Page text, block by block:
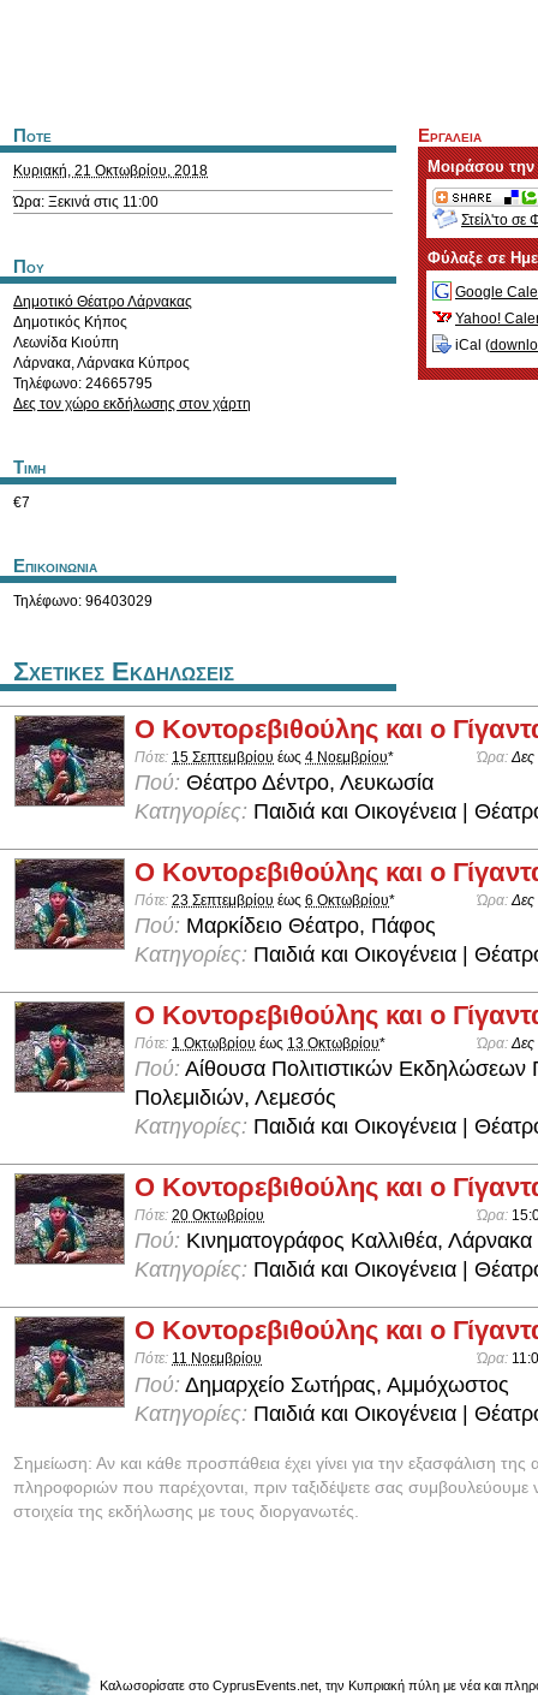
Ποτε
Κυριακή, 21 Οκτωβρίου, 2018
Ώρα: Ξεκινά στις 11:00
Που
Δημοτικό Θέατρο Λάρνακας
Δημοτικός Κήπος
Λεωνίδα Κιούπη
Λάρνακα,Λάρνακα Κύπρος
Τηλέφωνο: 24665795
Δες τον χώρο εκδήλωσης στον χάρτη
Τιμη
€7
Επικοινωνια
Τηλέφωνο: 96403029
Εργαλεια
Μοιράσου
Στείλ'το σε
Φύλαξε σε
Google
Yahoo!
iCal (
Σχετικες Εκδηλωσεις
Ο Κοντορεβιθούλης και ο
Πότε: 15 Σεπτεμβρίου έως 4 Νοεμβρίου* Ώρα:Δες
Πού: Θέατρο Δέντρο, Λευκωσία
Κατηγορίες: Παιδιά και Οικογένεια |
Ο Κοντορεβιθούλης και ο
Πότε: 23 Σεπτεμβρίου έως 6 Οκτωβρίου* Ώρα:Δες
Πού: Μαρκίδειο Θέατρο, Πάφος
Κατηγορίες: Παιδιά και Οικογένεια |
Ο Κοντορεβιθούλης και ο
Πότε: 1 Οκτωβρίου έως 13 Οκτωβρίου* Ώρα:Δες
Πού: Αίθουσα Πολιτιστικών
Πολεμιδιών, Λεμεσός
Κατηγορίες: Παιδιά και Οικογένεια |
Ο Κοντορεβιθούλης και ο
Πότε: 20 Οκτωβρίου Ώρα:
Πού: Κινηματογράφος Καλλιθέα, Λάρνακα
Κατηγορίες: Παιδιά και Οικογένεια |
Ο Κοντορεβιθούλης και ο
Πότε: 11 Νοεμβρίου Ώρα:
Πού: Δημαρχείο Σωτήρας, Αμμόχωστος
Κατηγορίες: Παιδιά και Οικογένεια |
Σημείωση: Αν και κάθε προσπάθεια έχει γίνει για την εξασφάλιση της
πληροφοριών που παρέχονται, πριν ταξιδέψετε σας συμβουλεύουμε
στοιχεία της εκδήλωσης με τους διοργανωτές.
Καλωσορίσατε στο CyprusEvents.net, την Κυπριακή πύλη με νέα και